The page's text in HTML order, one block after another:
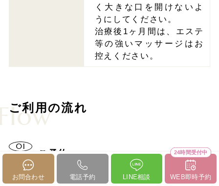
お問合わせ 電話予約 LINE相談 WEB即時予約
24時間受付中
く大きな口を開けないよ
うにしてください。
治療後1ヶ月間は、エステ
等の強いマッサージはお
控えください。
ご利用の流れ
01
ご予約